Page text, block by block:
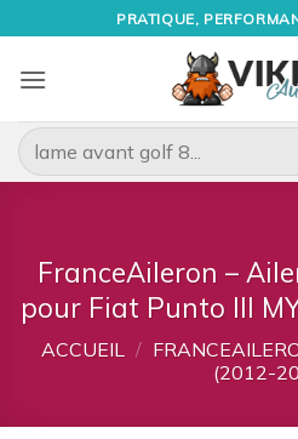
au
contenu
PRATIQUE,
Recherche
pour :
FranceAileron –
pour Fiat Punto III
ACCUEIL /
(2012-